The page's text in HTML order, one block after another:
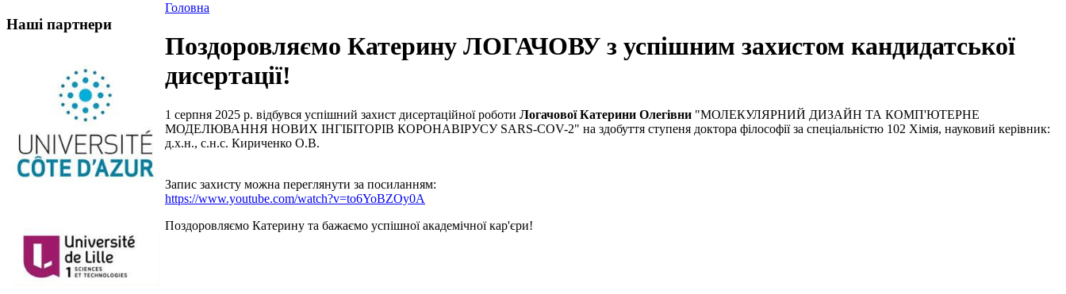
Наші партнери
Головна
Поздоровляємо Катерину ЛОГАЧОВУ з успішним захистом кандидатської
дисертації!
1 серпня 2025 р. відбувся успішний захист дисертаційної роботи Логачової Катерини Олегівни "МОЛЕКУЛЯРНИЙ ДИЗАЙН ТА КОМП'ЮТЕРНЕ
МОДЕЛЮВАННЯ НОВИХ ІНГІБІТОРІВ КОРОНАВІРУСУ SARS-COV-2" на здобуття ступеня доктора філософії за спеціальністю 102 Хімія, науковий керівник:
д.х.н., с.н.с. Кириченко О.В.
Запис захисту можна переглянути за посиланням:
https://www.youtube.com/watch?v=to6YoBZOy0A
Поздоровляємо Катерину та бажаємо успішної академічної кар'єри!